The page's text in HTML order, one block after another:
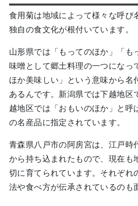
食用菊は地域によって様々な呼び
独自の食文化が根付いています。
山形県では「もってのほか」「も
味噌として郷土料理の一つになっ
ほか美味しい」という意味から名
あるんです。新潟県では下越地区
越地区では「おもいのほか」と呼
の名産品に指定されています。
青森県八戸市の阿房宮は、江戸時
から持ち込まれたもので、現在も
切に育てられています。それぞれ
法や食べ方が伝承されているのも